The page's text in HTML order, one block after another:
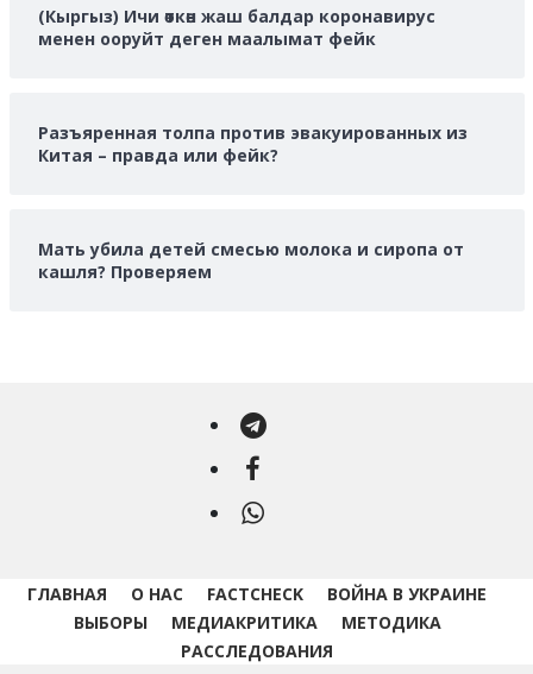
(Кыргыз) Ичи өткөн жаш балдар коронавирус
менен ооруйт деген маалымат фейк
Разъяренная толпа против эвакуированных из
Китая – правда или фейк?
Мать убила детей смесью молока и сиропа от
кашля? Проверяем
Telegram
Facebook
WhatsApp
ГЛАВНАЯ О НАС FACTCHECK
ВОЙНА В УКРАИНЕ
ВЫБОРЫ
МЕДИАКРИТИКА
МЕТОДИКА
РАССЛЕДОВАНИЯ